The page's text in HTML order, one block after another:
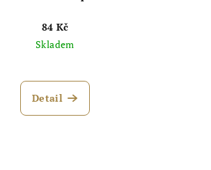
84 Kč
Skladem
Detail